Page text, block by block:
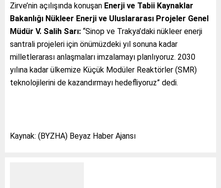
Zirve’nin açılışında konuşan Enerji ve Tabii Kaynaklar
Bakanlığı Nükleer Enerji ve Uluslararası Projeler Genel
Müdür V. Salih Sarı: “Sinop ve Trakya’daki nükleer enerji
santrali projeleri için önümüzdeki yıl sonuna kadar
milletlerarası anlaşmaları imzalamayı planlıyoruz. 2030
yılına kadar ülkemize Küçük Modüler Reaktörler (SMR)
teknolojilerini de kazandırmayı hedefliyoruz” dedi.
Kaynak: (BYZHA) Beyaz Haber Ajansı